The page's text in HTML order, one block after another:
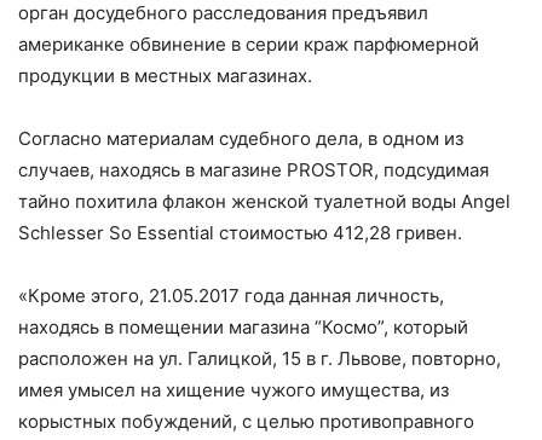
орган досудебного расследования предъявил
американке обвинение в серии краж парфюмерной
продукции в местных магазинах.
Согласно материалам судебного дела, в одном из
случаев, находясь в магазине PROSTOR, подсудимая
тайно похитила флакон женской туалетной воды Angel
Schlesser So Essential стоимостью 412,28 гривен.
«Кроме этого, 21.05.2017 года данная личность,
находясь в помещении магазина “Космо”, который
расположен на ул. Галицкой, 15 в г. Львове, повторно,
имея умысел на хищение чужого имущества, из
корыстных побуждений, с целью противоправного